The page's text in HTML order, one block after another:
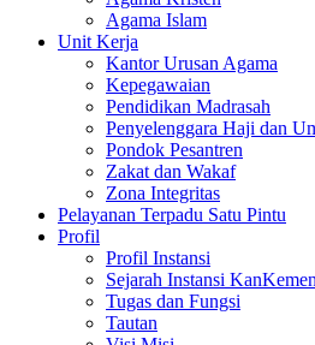
Agama Islam
Unit Kerja
Kantor Urusan Agama
Kepegawaian
Pendidikan Madrasah
Penyelenggara Haji dan
Pondok Pesantren
Zakat dan Wakaf
Zona Integritas
Pelayanan Terpadu Satu Pintu
Profil
Profil Instansi
Sejarah Instansi
Tugas dan Fungsi
Tautan